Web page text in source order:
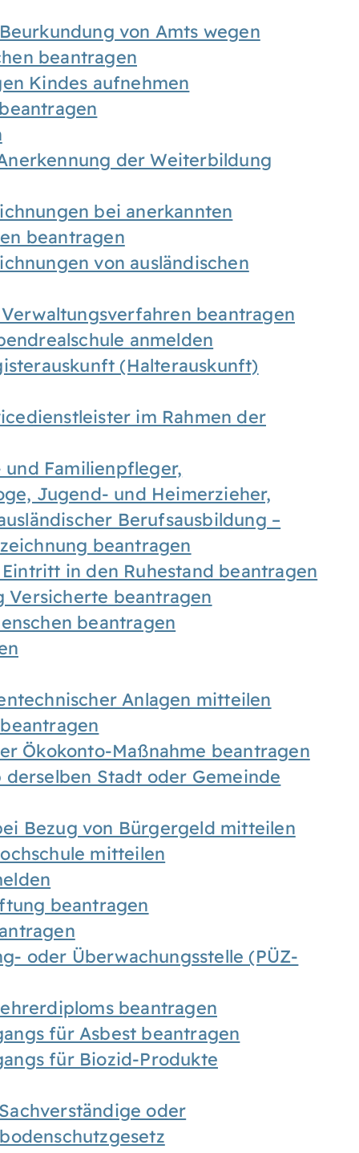
von Amts wegen
beantragen
Kindes aufnehmen
der Weiterbildung
bei anerkannten
beantragen
von ausländischen
beantragen
anmelden
(Halterauskunft)
im Rahmen der
Familienpfleger,
Jugend- und Heimerzieher,
Berufsausbildung –
beantragen
in den Ruhestand beantragen
Versicherte beantragen
beantragen
Anlagen mitteilen
Ökokonto-Maßnahme beantragen
Stadt oder Gemeinde
Bezug von Bürgergeld mitteilen
mitteilen
beantragen
oder Überwachungsstelle (PÜZ-
beantragen
für Asbest beantragen
für Biozid-Produkte
oder